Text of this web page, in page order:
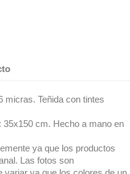
micras. Teñida con tintes
35x150 cm. Hecho a mano en
ya que los productos
Las fotos son